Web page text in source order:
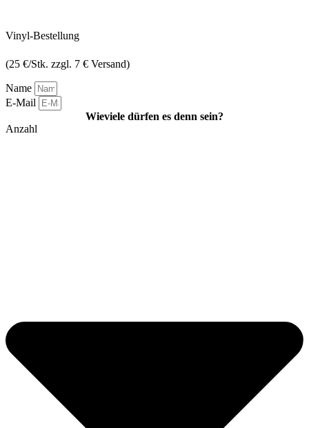
Vinyl-Bestellung
(25 €/Stk. zzgl. 7 € Versand)
Name
E-Mail
Wieviele dürfen es denn sein?
Anzahl